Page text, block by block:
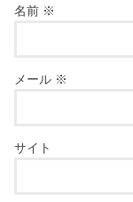
名前 ※
メール ※
サイト